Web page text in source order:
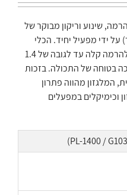
שינוע וריקון מבוקר של
סטנדרטיות (210 ליטר) על ידי מפעיל יחיד. הכלי
מצויד במערכת הידראולית רגלית להרמה קלה עד לגובה של 1.4
בטוחה של התכולה. בזכות
המלגזון מהווה פתרון
וכימיקלים במפעלים